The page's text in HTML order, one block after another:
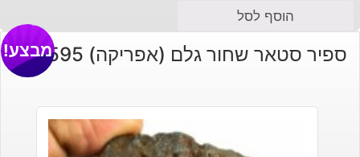
הוסף לסל
ספיר סטאר שחור גלם (אפריקה) 595 קרט מבצע!